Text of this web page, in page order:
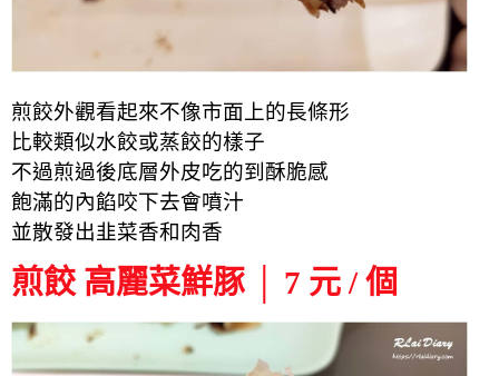
煎餃外觀看起來不像市面上的長條形
比較類似水餃或蒸餃的樣子
不過煎過後底層外皮吃的到酥脆感
飽滿的內餡咬下去會噴汁
並散發出韭菜香和肉香
煎餃 高麗菜鮮豚 │ 7 元 / 個